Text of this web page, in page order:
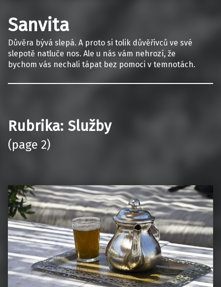
Sanvita
Důvěra bývá slepá. A proto si tolik důvěřivců ve své
slepotě natluče nos. Ale u nás vám nehrozí, že
bychom vás nechali tápat bez pomoci v temnotách.
Rubrika: Služby
(page 2)